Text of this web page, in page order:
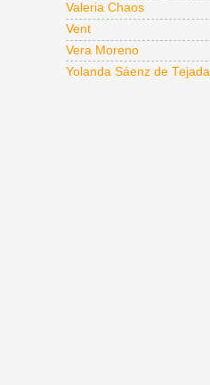
Valeria Chaos
Vent
Vera Moreno
Yolanda Sáenz de Tejada